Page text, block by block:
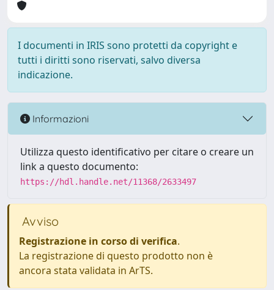
I documenti in IRIS sono protetti da copyright e
tutti i diritti sono riservati, salvo diversa
indicazione.
Informazioni
Utilizza questo identificativo per citare o creare un
link a questo documento:
https://hdl.handle.net/11368/2633497
Avviso
Registrazione in corso di verifica.
La registrazione di questo prodotto non è
ancora stata validata in ArTS.